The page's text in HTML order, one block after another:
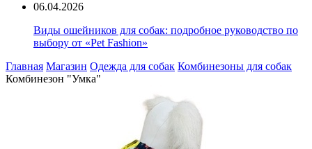
06.04.2026
Виды ошейников для собак: подробное руководство по
выбору от «Pet Fashion»
Главная Магазин Одежда для собак Комбинезоны для собак
Комбинезон "Умка"